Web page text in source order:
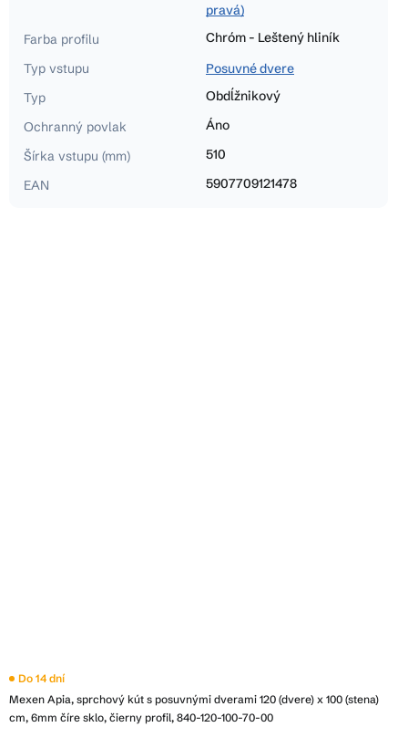
pravá)
Farba profilu
Chróm - Leštený hliník
Typ vstupu
Posuvné dvere
Typ
Obdĺžnikový
Ochranný povlak
Áno
Šírka vstupu (mm)
510
EAN
5907709121478
Mexen Apia, sprchový kút s posuvnými dverami 120 (dvere) x 100 (stena)
cm, 6mm číre sklo, čierny profil, 840-120-100-70-00
Priemerné
produktu
je
Do 14 dní